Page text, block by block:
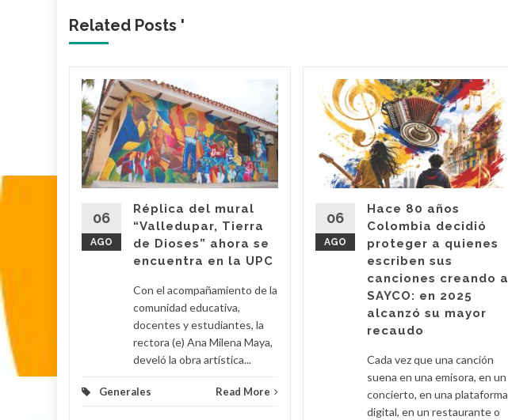
Related Posts '
More
06
AGO
Réplica del mural
“Valledupar, Tierra
de Dioses” ahora se
encuentra en la UPC
Con el acompañamiento de la
comunidad educativa,
docentes y estudiantes, la
rectora (e) Ana Milena Maya,
develó la obra artística...
Generales Read More
06
AGO
Hace 80 años
Colombia decidió
proteger a quienes
escriben sus
canciones creando a
SAYCO: en 2025
alcanzó su mayor
recaudo
Cada vez que una canción
suena en una emisora, en un
concierto, en una plataforma
digital, en un restaurante o